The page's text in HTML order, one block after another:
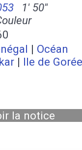
1' 50''
| Océan
| Ile de Gorée
la notice